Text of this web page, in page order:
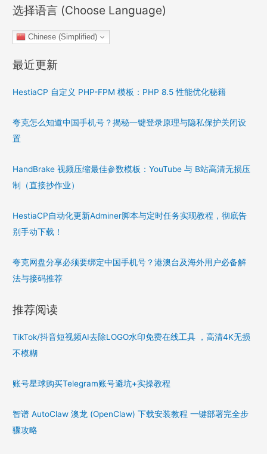
选择语言 (Choose Language)
Chinese (Simplified)
最近更新
HestiaCP 自定义 PHP-FPM 模板：PHP 8.5 性能优化秘籍
夸克怎么知道中国手机号？揭秘一键登录原理与隐私保护关闭设
置
HandBrake 视频压缩最佳参数模板：YouTube 与 B站高清无损压
制（直接抄作业）
HestiaCP自动化更新Adminer脚本与定时任务实现教程，彻底告
别手动下载！
夸克网盘分享必须要绑定中国手机号？港澳台及海外用户必备解
法与接码推荐
推荐阅读
TikTok/抖音短视频AI去除LOGO水印免费在线工具 ，高清4K无损
不模糊
账号星球购买Telegram账号避坑+实操教程
智谱 AutoClaw 澳龙 (OpenClaw) 下载安装教程 一键部署完全步
骤攻略